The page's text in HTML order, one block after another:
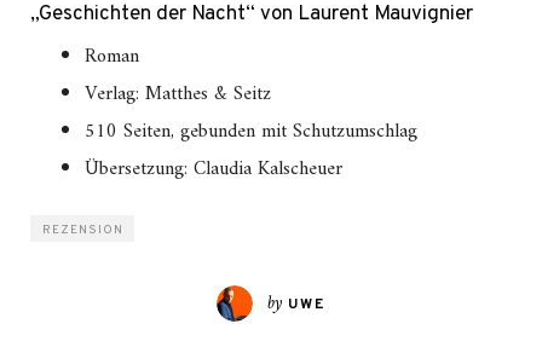
„Geschichten der Nacht“ von Laurent Mauvignier
Roman
Verlag: Matthes & Seitz
510 Seiten, gebunden mit Schutzumschlag
Übersetzung: Claudia Kalscheuer
REZENSION
by UWE